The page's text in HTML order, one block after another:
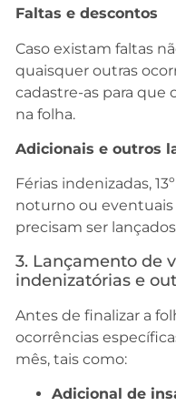
Faltas e descontos
Caso existam faltas
quaisquer outras
cadastre-as para que
na folha.
Adicionais e outros
Férias indenizadas,
noturno ou
precisam ser
3. Lançamento de
indenizatórias e
Antes de finalizar a
ocorrências
mês, tais como:
Adicional de